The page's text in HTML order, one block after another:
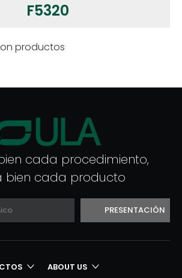
F5320
productos
cada procedimiento,
bien cada producto
PRESENTACIÓN
ABOUT US